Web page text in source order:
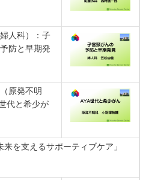
人科）：子
防と早期発
原発不明
代と希少が
来を支えるサポーティブケア」